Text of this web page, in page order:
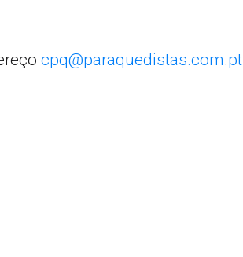
cpq@paraquedistas.com.pt